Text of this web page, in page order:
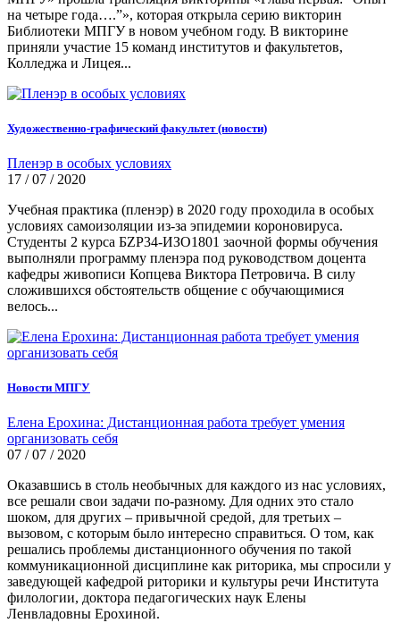
на четыре года….”», которая открыла серию викторин
Библиотеки МПГУ в новом учебном году. В викторине
приняли участие 15 команд институтов и факультетов,
Колледжа и Лицея...
Художественно-графический факультет (новости)
Пленэр в особых условиях
17 / 07 / 2020
Учебная практика (пленэр) в 2020 году проходила в особых
условиях самоизоляции из-за эпидемии короновируса.
Студенты 2 курса БZР34-ИЗО1801 заочной формы обучения
выполняли программу пленэра под руководством доцента
кафедры живописи Копцева Виктора Петровича. В силу
сложившихся обстоятельств общение с обучающимися
велось...
Новости МПГУ
Елена Ерохина: Дистанционная работа требует умения
организовать себя
07 / 07 / 2020
Оказавшись в столь необычных для каждого из нас условиях,
все решали свои задачи по-разному. Для одних это стало
шоком, для других – привычной средой, для третьих –
вызовом, с которым было интересно справиться. О том, как
решались проблемы дистанционного обучения по такой
коммуникационной дисциплине как риторика, мы спросили у
заведующей кафедрой риторики и культуры речи Института
филологии, доктора педагогических наук Елены
Ленвладовны Ерохиной.